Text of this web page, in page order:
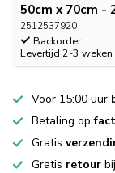
50cm x 70cm -
2512537920
Backorder
Levertijd 2-3 weken
Voor 15:00 uur
Betaling op
Gratis
Gratis retour